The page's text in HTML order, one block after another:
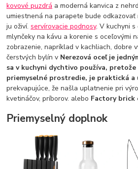
kovové puzdrá a moderná kanvica z
umiestnená na parapete bude
ju oživí.servírovacie podnosy. V kuchyni
mlynčeky na kávu a korenie s oceľovými
zobrazenie, napríklad v kachliach, dobre
čerstvých bylín v Nerezová oceľ je
sa v kuchyni dychtivo používa,
priemyselné prostredie, je praktická
prekvapujúce, že našla uplatnenie pri
kvetináčov, príborov. alebo Factory brick
Priemyselný doplnok